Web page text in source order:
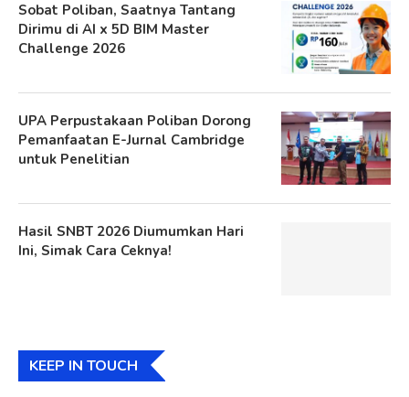
Sobat Poliban, Saatnya Tantang
Dirimu di AI x 5D BIM Master
Challenge 2026
UPA Perpustakaan Poliban Dorong
Pemanfaatan E-Jurnal Cambridge
untuk Penelitian
Hasil SNBT 2026 Diumumkan Hari
Ini, Simak Cara Ceknya!
KEEP IN TOUCH